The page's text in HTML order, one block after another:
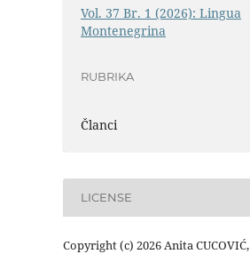
Vol. 37 Br. 1 (2026): Lingua
Montenegrina
RUBRIKA
Članci
LICENSE
Copyright (c) 2026 Anita CUCOVIĆ,